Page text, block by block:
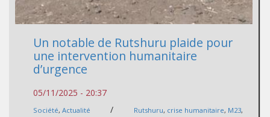
Un notable de Rutshuru plaide pour
une intervention humanitaire
d’urgence
05/11/2025 - 20:37
Société, Actualité / Rutshuru, crise humanitaire, M23,